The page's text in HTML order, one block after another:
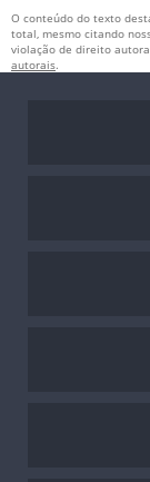
O conteúdo do texto
total, mesmo citando
violação de direito
autorais.